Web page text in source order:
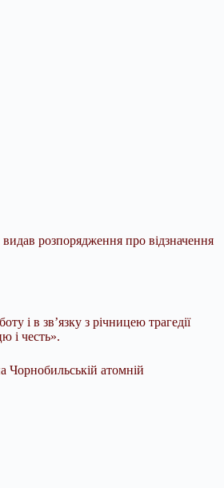
розпорядження про відзначення
і в зв’язку з річницею трагедії
і честь».
Чорнобильській атомній